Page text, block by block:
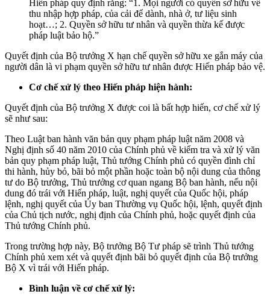
Hiến pháp quy định rằng: “1. Mọi người có quyền sở hữu về
thu nhập hợp pháp, của cải để dành, nhà ở, tư liệu sinh
hoạt…; 2. Quyền sở hữu tư nhân và quyền thừa kế được
pháp luật bảo hộ.”
Quyết định của Bộ trưởng X hạn chế quyền sở hữu xe gắn máy của
người dân là vi phạm quyền sở hữu tư nhân được Hiến pháp bảo vệ.
Cơ chế xử lý theo Hiến pháp hiện hành:
Quyết định của Bộ trưởng X được coi là bất hợp hiến, cơ chế xử lý
sẽ như sau:
Theo Luật ban hành văn bản quy phạm pháp luật năm 2008 và
Nghị định số 40 năm 2010 của Chính phủ về kiểm tra và xử lý văn
bản quy phạm pháp luật, Thủ tướng Chính phủ có quyền đình chỉ
thi hành, hủy bỏ, bãi bỏ một phần hoặc toàn bộ nội dung của thông
tư do Bộ trưởng, Thủ trưởng cơ quan ngang Bộ ban hành, nếu nội
dung đó trái với Hiến pháp, luật, nghị quyết của Quốc hội, pháp
lệnh, nghị quyết của Ủy ban Thường vụ Quốc hội, lệnh, quyết định
của Chủ tịch nước, nghị định của Chính phủ, hoặc quyết định của
Thủ tướng Chính phủ.
Trong trường hợp này, Bộ trưởng Bộ Tư pháp sẽ trình Thủ tướng
Chính phủ xem xét và quyết định bãi bỏ quyết định của Bộ trưởng
Bộ X vì trái với Hiến pháp.
Bình luận về cơ chế xử lý: